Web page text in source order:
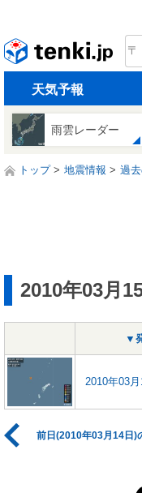
天気予報
雨雲レーダー
トップ 地震情報 過
2010年03月
▼
2010年03
前日(2010年03月14日)